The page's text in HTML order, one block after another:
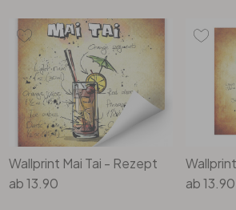
Wallprint Mai Tai - Rezept
ab13.90
ab13.90